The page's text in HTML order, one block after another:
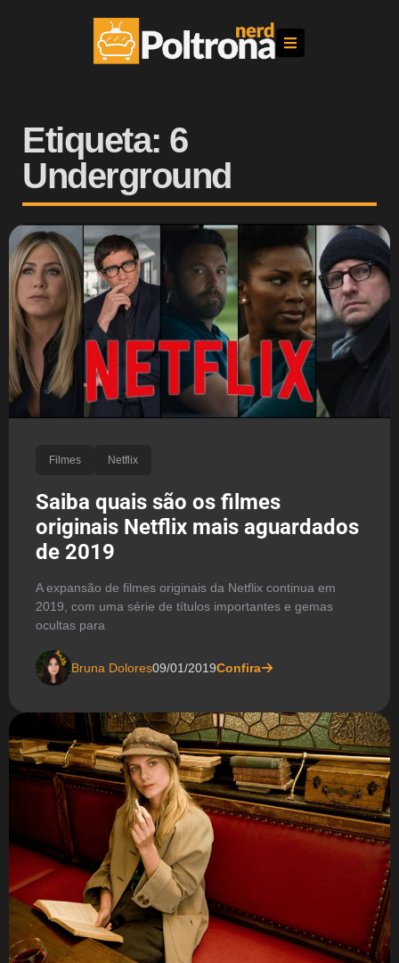
Etiqueta: 6
Underground
Filmes Netflix
Saiba quais são os filmes
originais Netflix mais aguardados
de 2019
A expansão de filmes originais da Netflix continua em
2019, com uma série de títulos importantes e gemas
ocultas para
Bruna Dolores09/01/2019Confira